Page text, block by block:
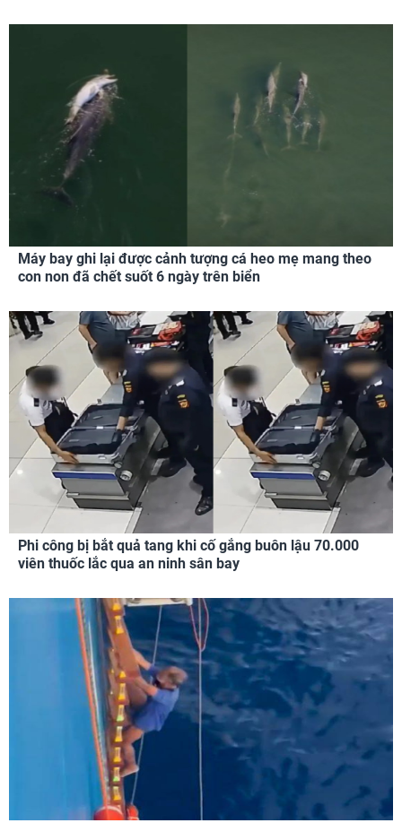
Máy bay ghi lại được cảnh tượng cá heo mẹ mang theo
con non đã chết suốt 6 ngày trên biển
Phi công bị bắt quả tang khi cố gắng buôn lậu 70.000
viên thuốc lắc qua an ninh sân bay